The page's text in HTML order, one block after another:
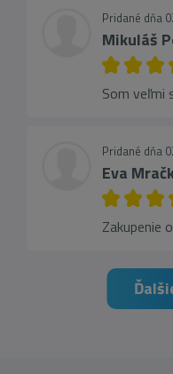
Pridané dňa
Mikuláš
Som veľmi
Pridané dňa
Eva
Zakupenie